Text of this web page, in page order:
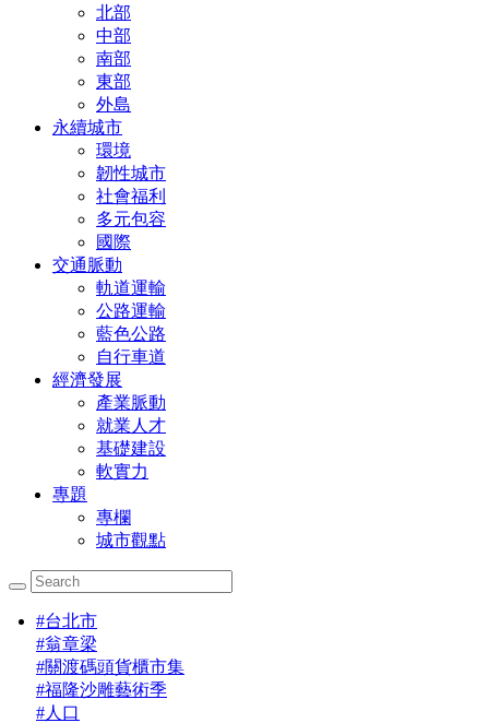
北部
中部
南部
東部
外島
永續城市
環境
韌性城市
社會福利
多元包容
國際
交通脈動
軌道運輸
公路運輸
藍色公路
自行車道
經濟發展
產業脈動
就業人才
基礎建設
軟實力
專題
專欄
城市觀點
#台北市
#翁章梁
#關渡碼頭貨櫃市集
#福隆沙雕藝術季
#人口